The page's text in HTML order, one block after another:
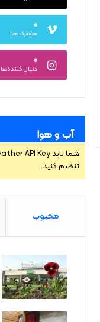
۰
مشترک ها
۰
دنبال کننده‌ها
آب و هوا
تنظیم کنید.
محبوب